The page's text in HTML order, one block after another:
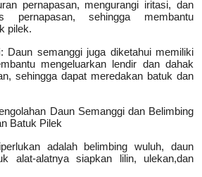
pernapasan, mengurangi iritasi, dan
pernapasan, sehingga membantu
pilek.
: Daun semanggi juga diketahui memiliki
mengeluarkan lendir dan dahak
sehingga dapat meredakan batuk dan
Daun Semanggi dan Belimbing
Batuk Pilek
adalah belimbing wuluh, daun
alat-alatnya siapkan lilin, ulekan,dan